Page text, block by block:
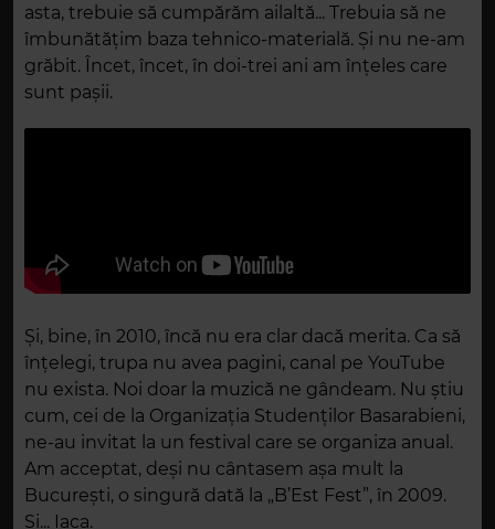
asta, trebuie să cumpărăm ailaltă... Trebuia să ne
îmbunătățim baza tehnico-materială. Și nu ne-am
grăbit. Încet, încet, în doi-trei ani am înțeles care
sunt pașii.
Și, bine, în 2010, încă nu era clar dacă merita. Ca să
înțelegi, trupa nu avea pagini, canal pe YouTube
nu exista. Noi doar la muzică ne gândeam. Nu știu
cum, cei de la Organizația Studenților Basarabieni,
ne-au invitat la un festival care se organiza anual.
Am acceptat, deși nu cântasem așa mult la
București, o singură dată la „B’Est Fest”, în 2009.
Și... Iaca.